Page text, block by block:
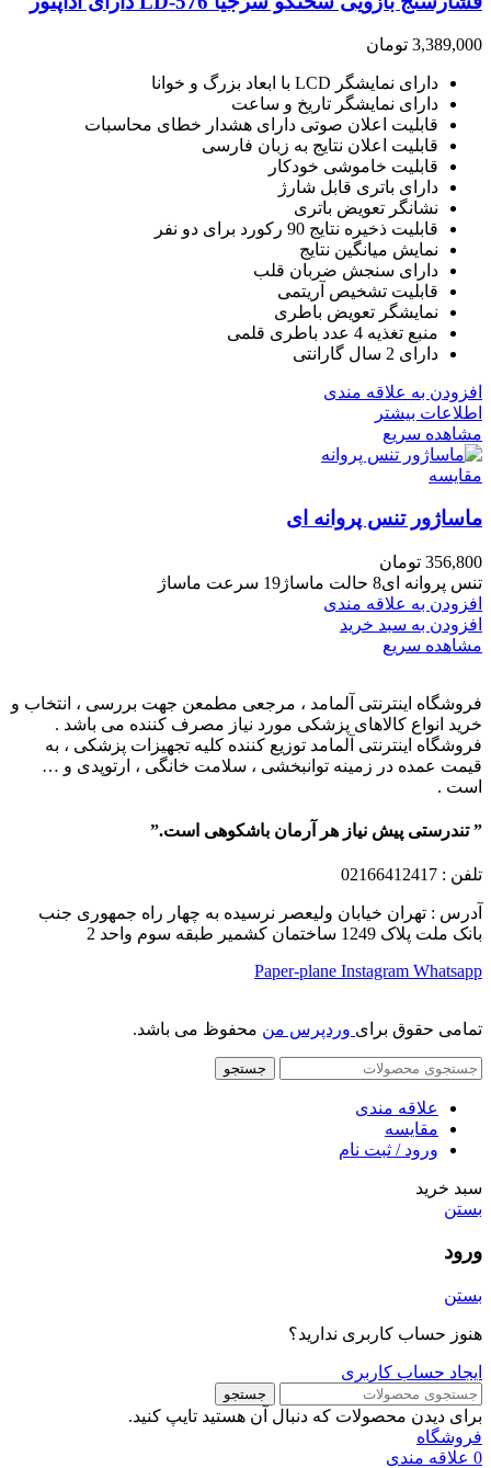
3,389,000 تومان
دارای نمایشگر LCD با ابعاد بزرگ و خوانا
دارای نمایشگر تاریخ و ساعت
قابلیت اعلان صوتی دارای هشدار خطای محاسبات
قابلیت اعلان نتایج به زبان فارسی
قابلیت خاموشی خودکار
دارای باتری قابل شارژ
نشانگر تعویض باتری
قابلیت ذخیره نتایج 90 رکورد برای دو نفر
نمایش میانگین نتایج
دارای سنجش ضربان قلب
قابلیت تشخیص آریتمی
نمایشگر تعویض باطری
منبع تغذیه 4 عدد باطری قلمی
دارای 2 سال گارانتی
افزودن به علاقه مندی
اطلاعات بیشتر
مشاهده سریع
مقایسه
ماساژور تنس پروانه ای
356,800 تومان
تنس پروانه ای8 حالت ماساژ19 سرعت ماساژ
افزودن به علاقه مندی
افزودن به سبد خرید
مشاهده سریع
فروشگاه اینترنتی آلمامد ، مرجعی مطمعن جهت بررسی ، انتخاب و
خرید انواع کالاهای پزشکی مورد نیاز مصرف کننده می باشد .
فروشگاه اینترنتی آلمامد توزیع کننده کلیه تجهیزات پزشکی ، به
قیمت عمده در زمینه توانبخشی ، سلامت خانگی ، ارتوپدی و …
است .
” تندرستی پیش نیاز هر آرمان باشکوهی است.”
تلفن : 02166412417
آدرس : تهران خیابان ولیعصر نرسیده به چهار راه جمهوری جنب
بانک ملت پلاک 1249 ساختمان کشمیر طبقه سوم واحد 2
Paper-plane Instagram Whatsapp
تمامی حقوق برای وردپرس من محفوظ می باشد.
جستجو
علاقه مندی
مقایسه
ورود / ثبت نام
سبد خرید
بستن
ورود
بستن
هنوز حساب کاربری ندارید؟
ایجاد حساب کاربری
جستجو
برای دیدن محصولات که دنبال آن هستید تایپ کنید.
فروشگاه
0 علاقه مندی